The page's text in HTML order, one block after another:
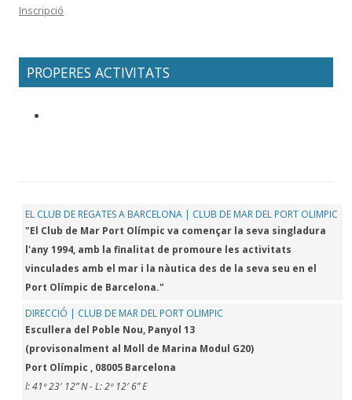
Inscripció
PROPERES ACTIVITATS
EL CLUB DE REGATES A BARCELONA | CLUB DE MAR DEL PORT OLIMPIC
"El Club de Mar Port Olímpic va començar la seva singladura
l'any 1994, amb la finalitat de promoure les activitats
vinculades amb el mar i la nàutica des de la seva seu en el
Port Olímpic de Barcelona."
DIRECCIÓ | CLUB DE MAR DEL PORT OLIMPIC
Escullera del Poble Nou, Panyol 13
(provisonalment al Moll de Marina Modul G20)
Port Olímpic , 08005 Barcelona
l: 41º 23′ 12” N - L: 2º 12′ 6” E